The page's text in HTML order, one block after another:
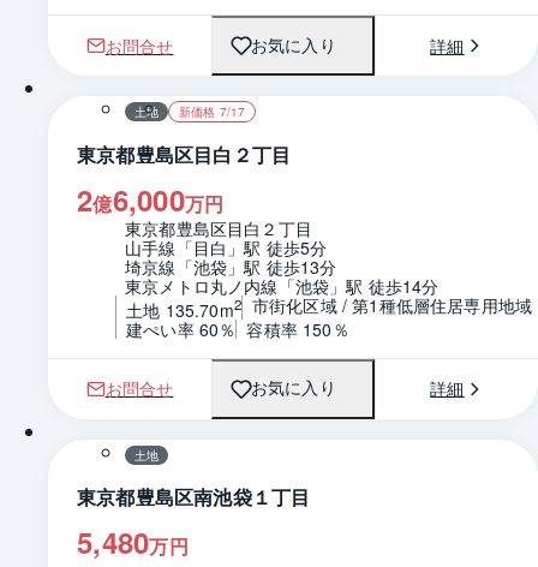
お問合せ お気に入り 詳細
1 / 0 区画図
土地 新価格 7/17
東京都豊島区目白２丁目
2億6,000万円
東京都豊島区目白２丁目
山手線「目白」駅 徒歩5分
埼京線「池袋」駅 徒歩13分
東京メトロ丸ノ内線「池袋」駅 徒歩14分
土地 135.70m2 市街化区域 / 第1種低層住居専用地域
建ぺい率 60％ 容積率 150％
お問合せ お気に入り 詳細
1 / 0 区画図
土地
東京都豊島区南池袋１丁目
5,480万円